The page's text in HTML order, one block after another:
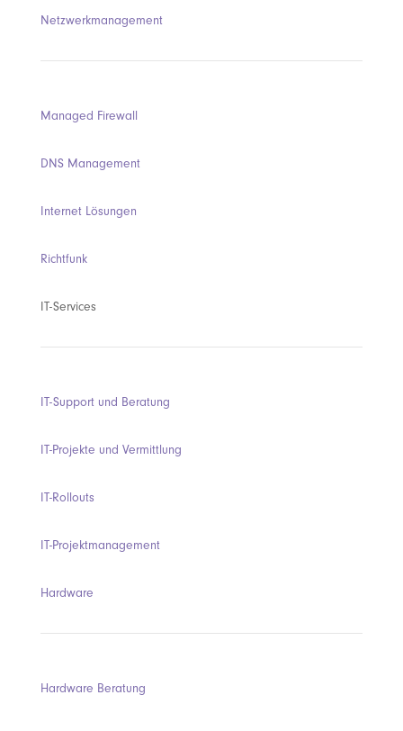
Netzwerkmanagement
Managed Firewall
DNS Management
Internet Lösungen
Richtfunk
IT-Services
IT-Support und Beratung
IT-Projekte und Vermittlung
IT-Rollouts
IT-Projektmanagement
Hardware
Hardware Beratung